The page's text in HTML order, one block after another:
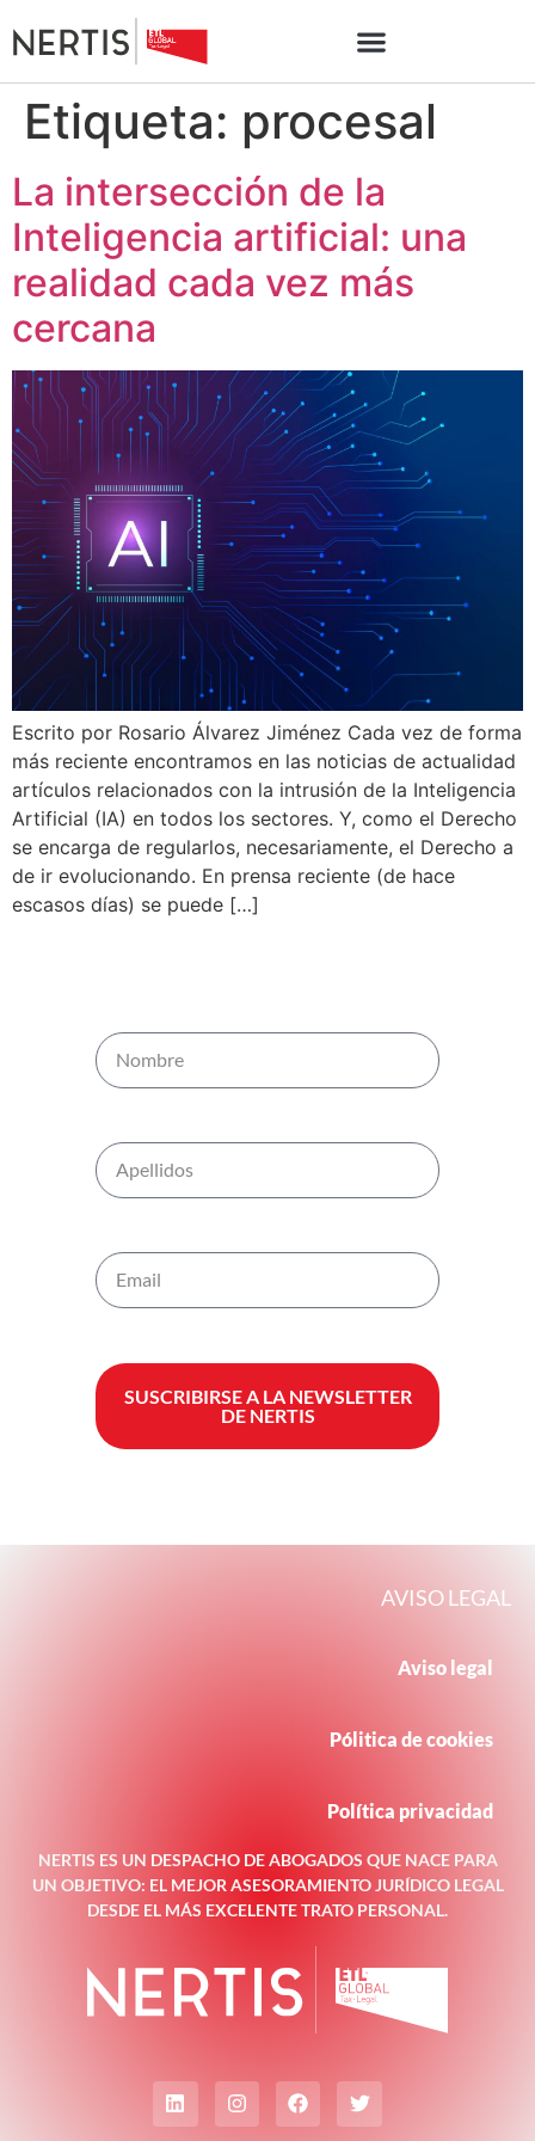
Etiqueta: procesal
La intersección de la
Inteligencia artificial: una
realidad cada vez más
cercana
Escrito por Rosario Álvarez Jiménez Cada vez de forma
más reciente encontramos en las noticias de actualidad
artículos relacionados con la intrusión de la Inteligencia
Artificial (IA) en todos los sectores. Y, como el Derecho
se encarga de regularlos, necesariamente, el Derecho a
de ir evolucionando. En prensa reciente (de hace
escasos días) se puede […]
SUSCRIBIRSE A LA NEWSLETTER
DE NERTIS
NERTIS ES UN DESPACHO DE ABOGADOS QUE NACE PARA
UN OBJETIVO: EL MEJOR ASESORAMIENTO JURÍDICO LEGAL
DESDE EL MÁS EXCELENTE TRATO PERSONAL.
AVISO LEGAL
Aviso legal
Pólitica de cookies
Política privacidad